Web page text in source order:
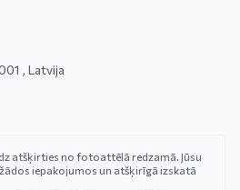
, Latvija
atšķirties no fotoattēlā redzamā. Jūsu
iepakojumos un atšķirīgā izskatā